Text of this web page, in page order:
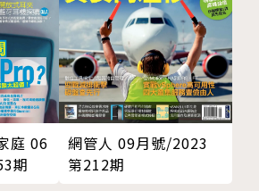
路、視訊傳播、研討會等等服務，
以利用的極佳媒介。
庭 06
期
網管人 09月號/2023
第212期